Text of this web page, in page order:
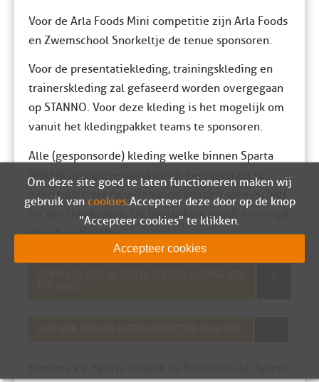
Voor de Arla Foods Mini competitie zijn Arla Foods
en Zwemschool Snorkeltje de tenue sponsoren.
Voor de presentatiekleding, trainingskleding en
trainerskleding zal gefaseerd worden overgegaan
op STANNO. Voor deze kleding is het mogelijk om
vanuit het kledingpakket teams te sponsoren.
Alle (gesponsorde) kleding welke binnen Sparta
Nijkerk in teamverband wordt gedragen zal te
allen tijden via de vereniging worden aangeschaft
bij Van Duinkerken. De bedrukking wordt verzorgd
door Bee-Visible.
Om deze site goed te laten functioneren maken wij
gebruik van cookies. Accepteer deze door op de knop
"Accepteer cookies" te klikken.
Accepteer cookies